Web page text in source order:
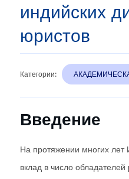
индийских
юристов
Категории:
Введение
На протяжении многих лет
вклад в число